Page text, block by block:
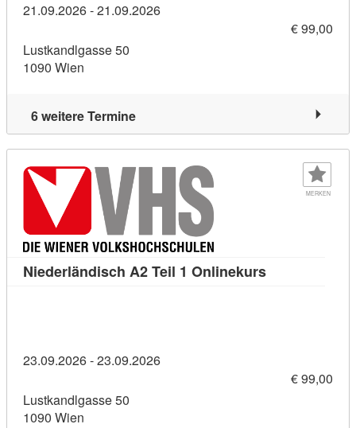
21.09.2026 - 21.09.2026
€ 99,00
Lustkandlgasse 50
1090 Wien
6 weitere Termine
MERKEN
Niederländisch A2 Teil 1 OnlinekursKursdetail:
23.09.2026 - 23.09.2026
€ 99,00
Lustkandlgasse 50
1090 Wien